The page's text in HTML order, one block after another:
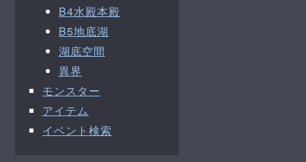
B4水殿本殿
B5地底湖
湖底空間
異界
モンスター
アイテム
イベント検索